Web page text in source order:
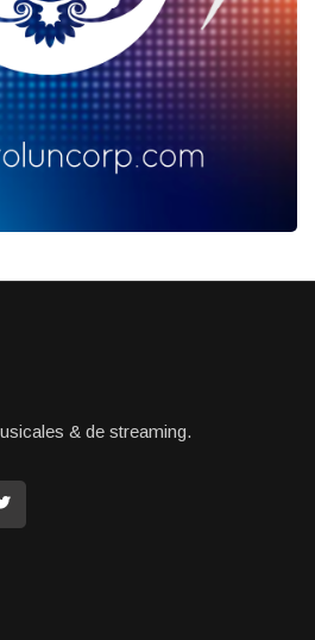
& de streaming.